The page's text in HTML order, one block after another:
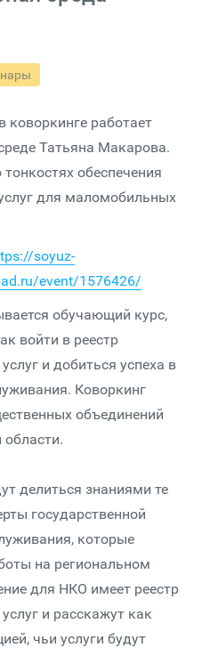
коворкинге работает
Татьяна Макарова.
обеспечения
для маломобильных
soyuz-
event/1576426/
обучающий курс,
войти в реестр
и добиться успеха в
Коворкинг
объединений
области.
делиться знаниями те
государственной
которые
на региональном
для НКО имеет реестр
и расскажут как
чьи услуги будут